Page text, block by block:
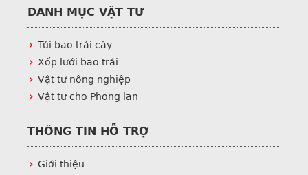
DANH MỤC VẬT TƯ
Túi bao trái cây
Xốp lưới bao trái
Vật tư nông nghiệp
Vật tư cho Phong lan
THÔNG TIN HỖ TRỢ
Giới thiệu